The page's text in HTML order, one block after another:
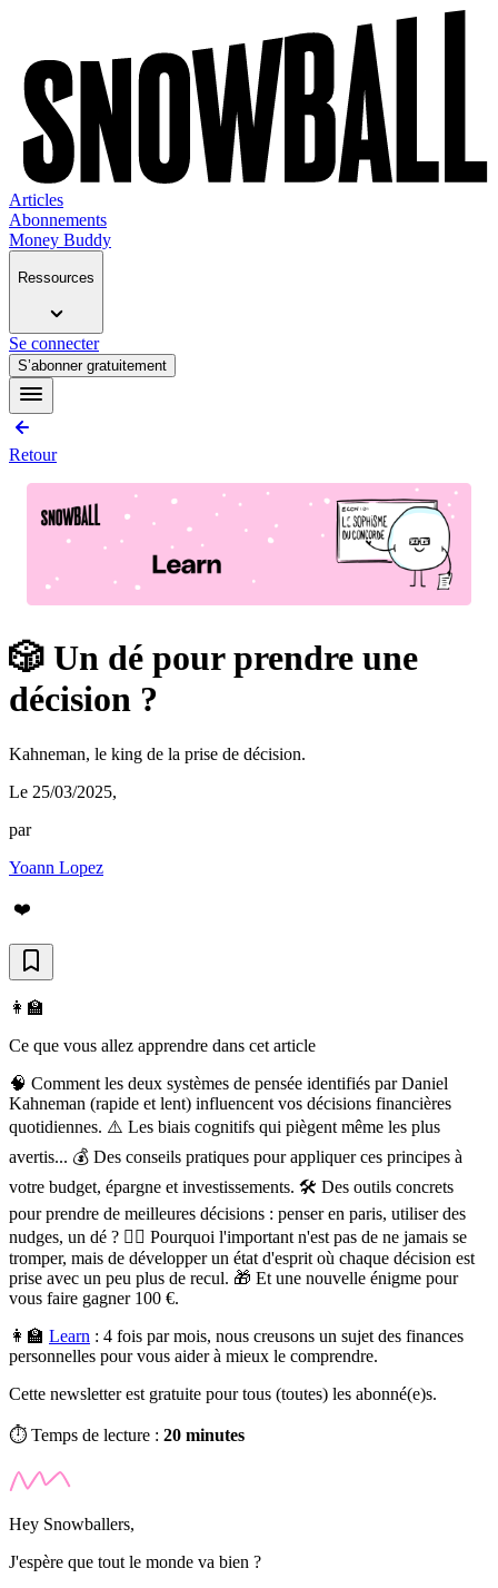
Articles
Abonnements
Money Buddy
Ressources
Se connecter
S’abonner gratuitement
Retour
🎲 Un dé pour prendre une
décision ?
Kahneman, le king de la prise de décision.
Le 25/03/2025,
par
Yoann Lopez
❤️
👩‍🏫
Ce que vous allez apprendre dans cet article
🧠 Comment les deux systèmes de pensée identifiés par Daniel
Kahneman (rapide et lent) influencent vos décisions financières
quotidiennes. ⚠️ Les biais cognitifs qui piègent même les plus
avertis... 💰 Des conseils pratiques pour appliquer ces principes à
votre budget, épargne et investissements. 🛠️ Des outils concrets
pour prendre de meilleures décisions : penser en paris, utiliser des
nudges, un dé ? 🧘‍♀️ Pourquoi l'important n'est pas de ne jamais se
tromper, mais de développer un état d'esprit où chaque décision est
prise avec un peu plus de recul. 🎁 Et une nouvelle énigme pour
vous faire gagner 100 €.
👩‍🏫 Learn : 4 fois par mois, nous creusons un sujet des finances
personnelles pour vous aider à mieux le comprendre.
Cette newsletter est gratuite pour tous (toutes) les abonné(e)s.
⏱️ Temps de lecture : 20 minutes
Hey Snowballers,
J'espère que tout le monde va bien ?